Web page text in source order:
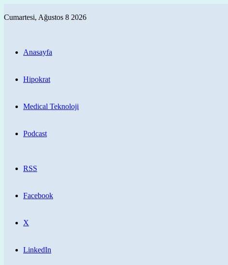
Cumartesi, Ağustos 8 2026
Anasayfa
Hipokrat
Medical Teknoloji
Podcast
RSS
Facebook
X
LinkedIn